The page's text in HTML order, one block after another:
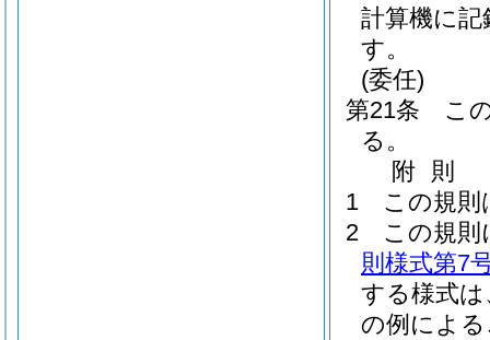
計算機に
す。
(委任)
第21条
こ
る。
附 則
1
この規則
2
この規則
則様式第7
する様式は
の例によ